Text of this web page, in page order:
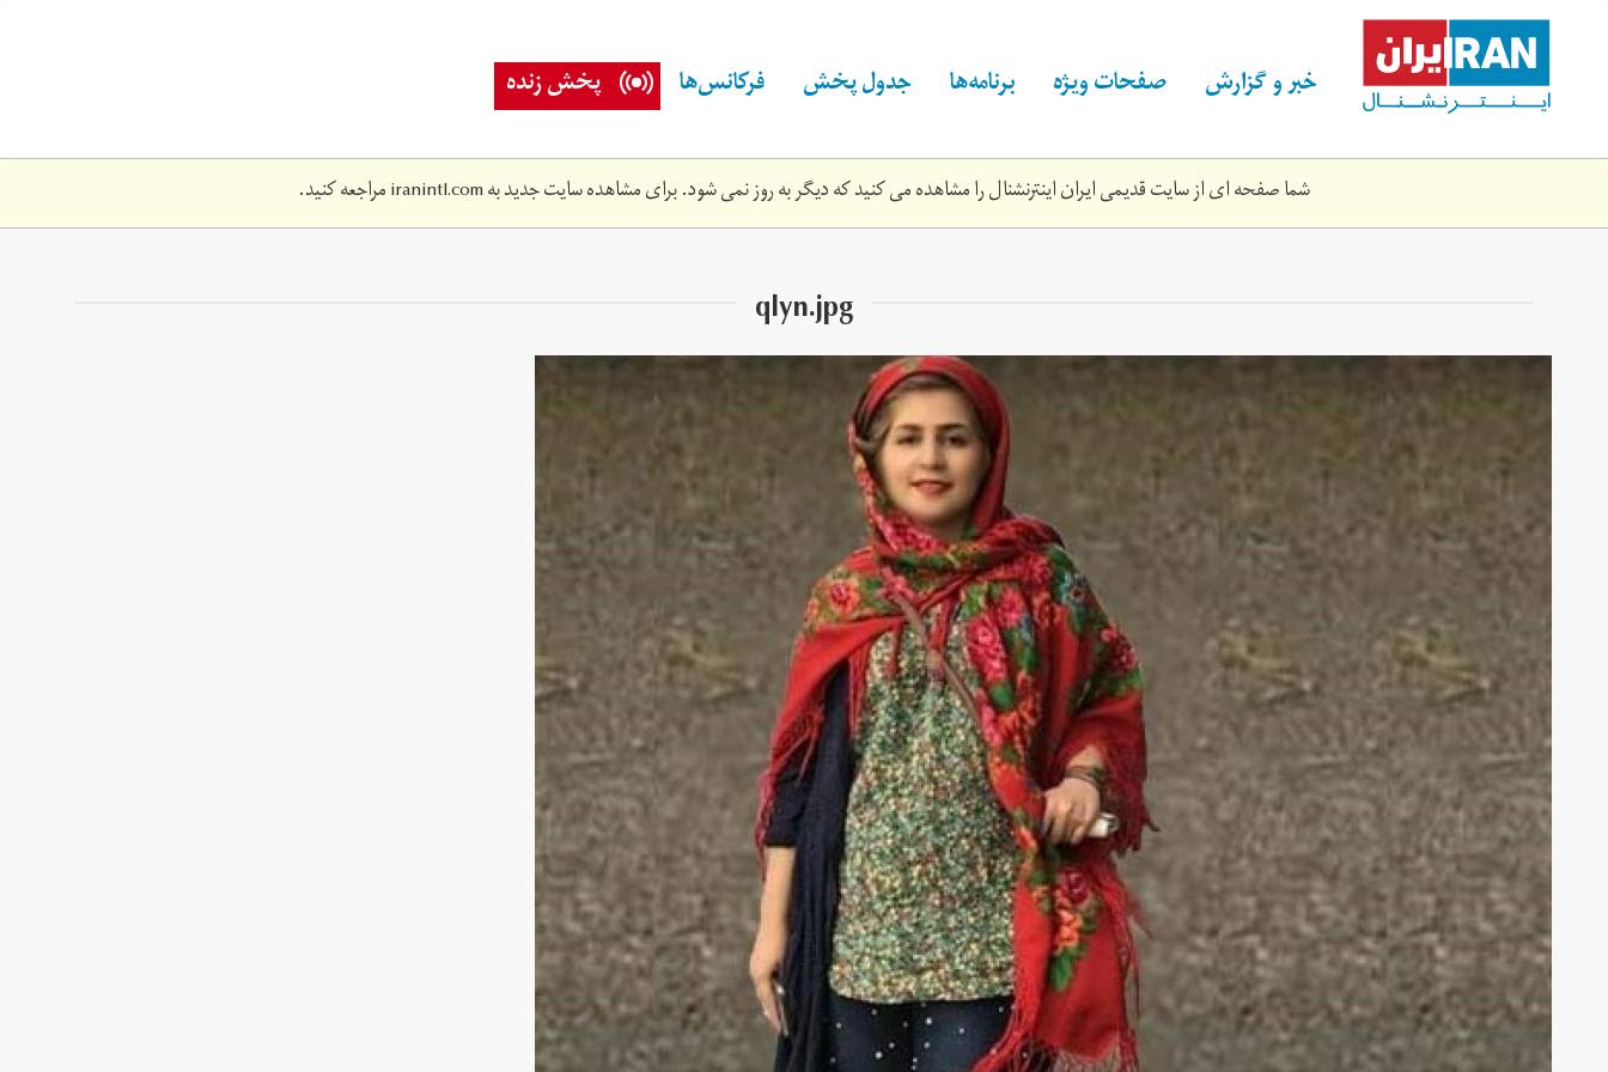
content خبر و گزارش صفحات ویژه برنامه‌ها جدول پخش فرکانس‌ها پخش زنده
شما صفحه ای از سایت قدیمی ایران اینترنشنال را مشاهده می کنید که دیگر به روز نمی شود. برای مشاهده سایت جدید بهiranintl.comمراجعه کنید.
qlyn.jpg